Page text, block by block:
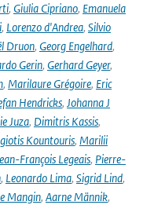
, Giulia Cipriano, Emanuela
, Lorenzo d'Andrea, Silvio
Druon, Georg Engelhard,
Gerin, Gerhard Geyer,
, Marilaure Grégoire, Eric
Hendricks, Johanna J
Juza, Dimitris Kassis,
Kountouris, Marilii
François Legeais, Pierre-
, Leonardo Lima, Sigrid Lind,
Mangin, Aarne Männik,